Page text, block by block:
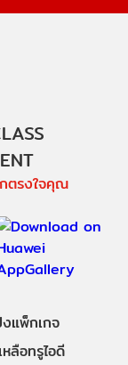
ตรงใจคุณ
แพ็กเกจ
ลือทรูไอดี